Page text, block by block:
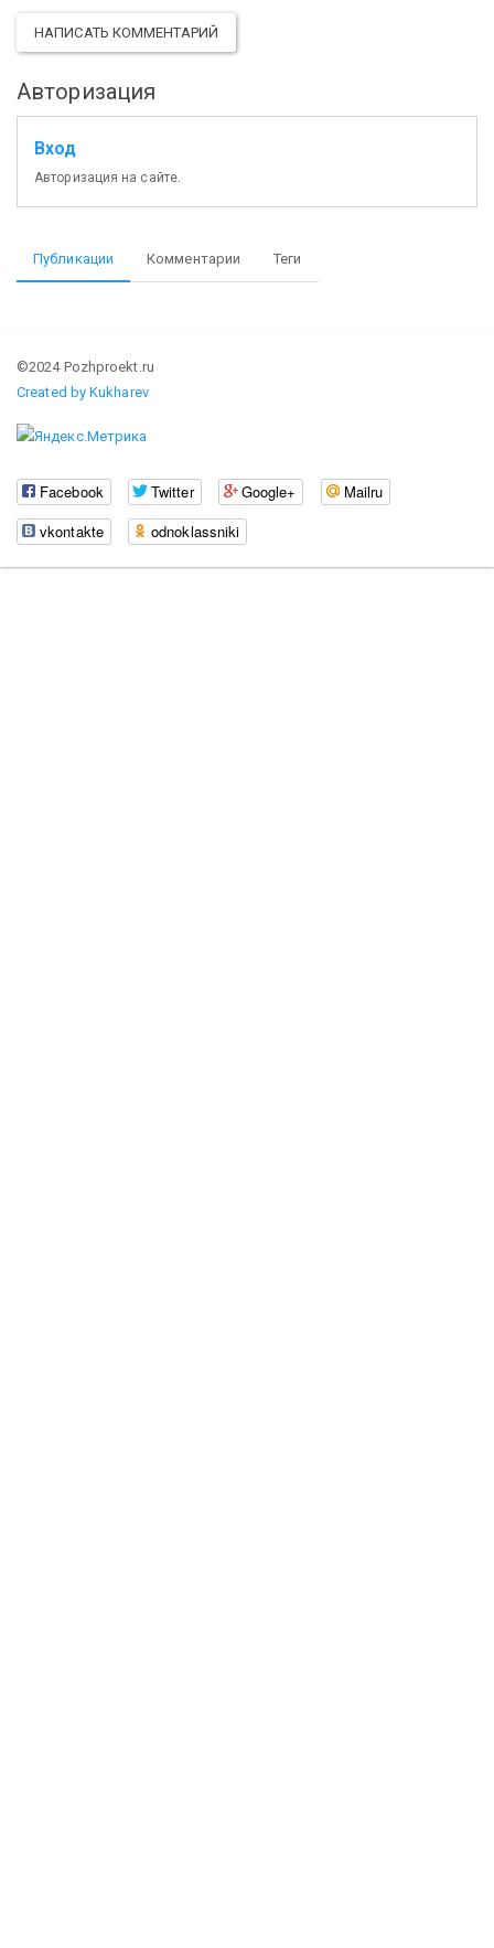
НАПИСАТЬ КОММЕНТАРИЙ
Авторизация
Вход
Авторизация на сайте.
Публикации Комментарии Теги
©2024 Pozhproekt.ru
Created by Kukharev
Facebook Twitter Google+
Mailru
vkontakte
odnoklassniki